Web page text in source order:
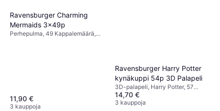
Ravensburger Charming
Mermaids 3x49p
Perhepulma, 49 Kappalemäärä,
11,90 €
3 kauppoja
Ravensburger Harry Potter
kynäkuppi 54p 3D Palapeli
3D-palapeli, Harry Potter, 57
Kappalemäärä
14,70 €
3 kauppoja